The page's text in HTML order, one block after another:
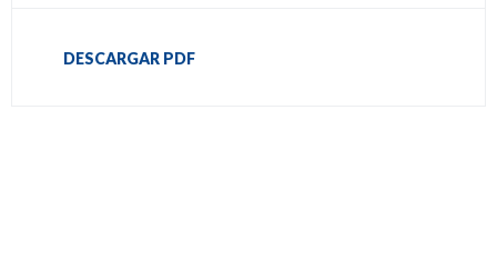
DESCARGAR PDF